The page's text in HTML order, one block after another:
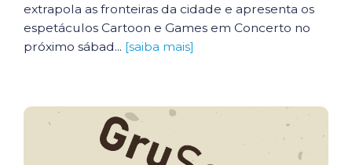
extrapola as fronteiras da cidade e apresenta os
espetáculos Cartoon e Games em Concerto no
próximo sábad... [saiba mais]